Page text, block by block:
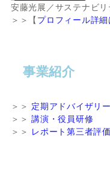
安藤光展／サステナビ
＞＞【 プロフィール詳細
事業紹介
＞＞ 定期アドバイザリー
＞＞講演・役員研修
＞＞ レポート第三者評価